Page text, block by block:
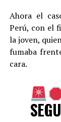
Ahora el
Perú, con el
la joven,
fumaba
cara.